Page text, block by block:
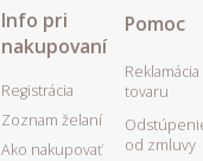
Info pri
nakupovaní
Registrácia
Zoznam želaní
Ako nakupovať
Pomoc
Reklamácia
tovaru
od zmluvy